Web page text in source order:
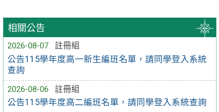
相關公告
2026-08-07
註冊組
公告115學年度高一新生編班名單，請同學登入系統
查詢
2026-08-06
註冊組
公告115學年度高二編班名單，請同學登入系統查詢